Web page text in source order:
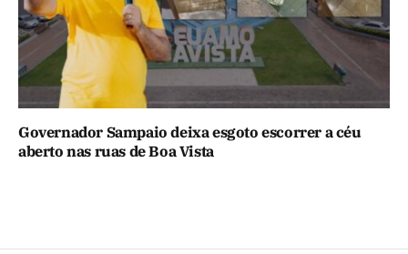
Governador Sampaio deixa esgoto escorrer a céu
aberto nas ruas de Boa Vista